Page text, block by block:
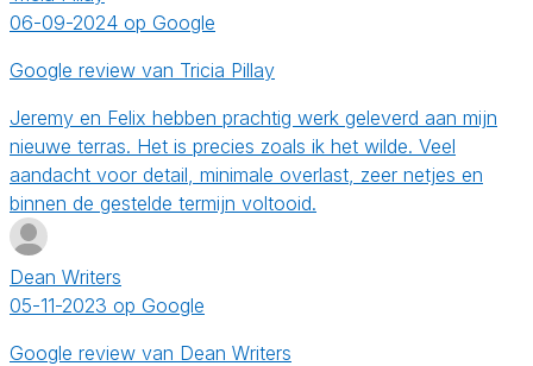
06-09-2024 op Google
Google review van Tricia Pillay
Jeremy en Felix hebben prachtig werk geleverd aan mijn
nieuwe terras. Het is precies zoals ik het wilde. Veel
aandacht voor detail, minimale overlast, zeer netjes en
binnen de gestelde termijn voltooid.
Dean Writers
05-11-2023 op Google
Google review van Dean Writers